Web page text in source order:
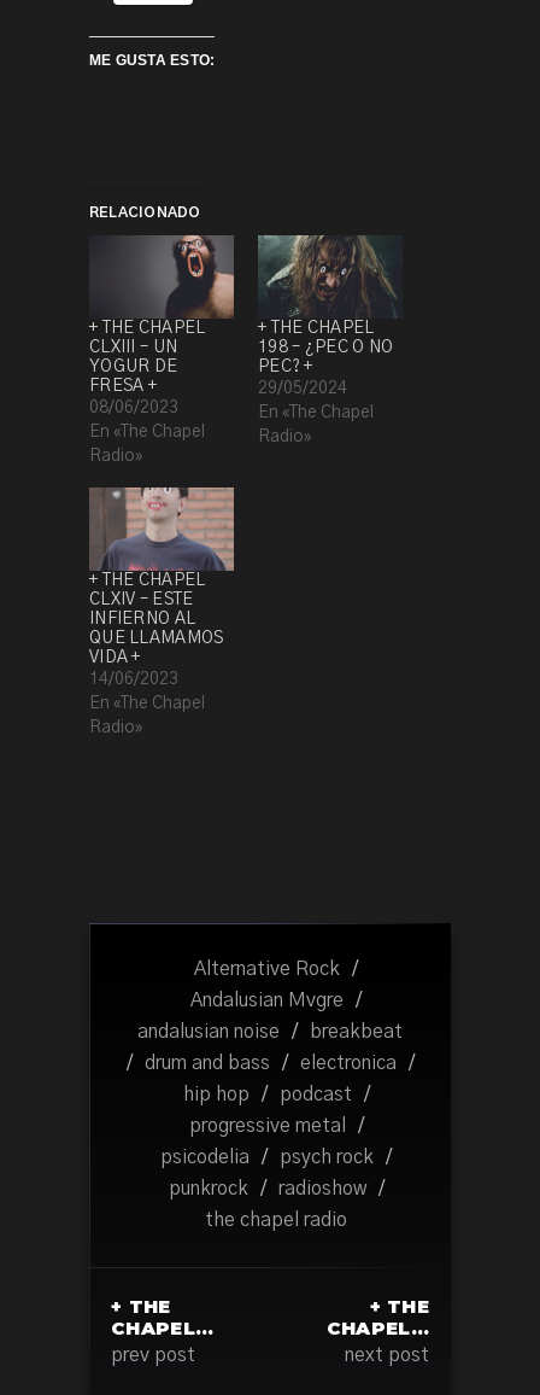
ME GUSTA ESTO:
RELACIONADO
+ THE CHAPEL
CLXIII – UN
YOGUR DE
FRESA +
08/06/2023
En «The Chapel
Radio»
+ THE CHAPEL
198 – ¿PEC O NO
PEC? +
29/05/2024
En «The Chapel
Radio»
+ THE CHAPEL
CLXIV – ESTE
INFIERNO AL
QUE LLAMAMOS
VIDA +
14/06/2023
En «The Chapel
Radio»
Alternative Rock
/
Andalusian Mvgre
/
andalusian noise
/
breakbeat
/
drum and bass / electronica
/
hip hop
/ podcast
/
progressive metal
/
psicodelia
/ psych rock
/
punkrock
/ radioshow
/
the chapel radio
+ THE
CHAPEL…
prev post
+ THE
CHAPEL…
next post